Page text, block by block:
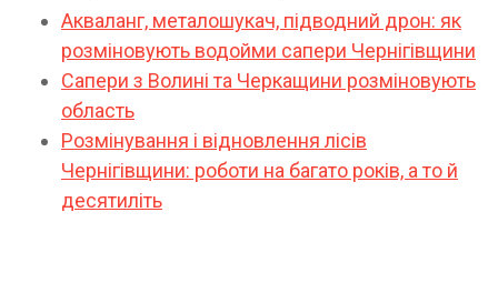
Акваланг, металошукач, підводний дрон: як
розміновують водойми сапери Чернігівщини
Сапери з Волині та Черкащини розміновують
область
Розмінування і відновлення лісів
Чернігівщини: роботи на багато років, а то й
десятиліть